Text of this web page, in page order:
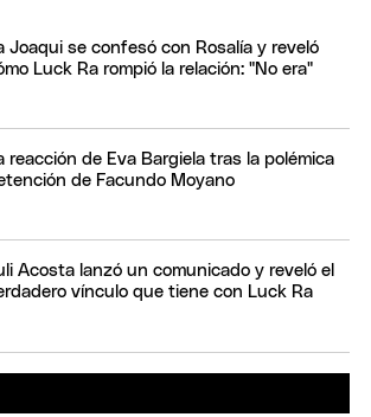
Joaqui se confesó con Rosalía y reveló
Luck Ra rompió la relación: "No era"
reacción de Eva Bargiela tras la polémica
de Facundo Moyano
Acosta lanzó un comunicado y reveló el
vínculo que tiene con Luck Ra